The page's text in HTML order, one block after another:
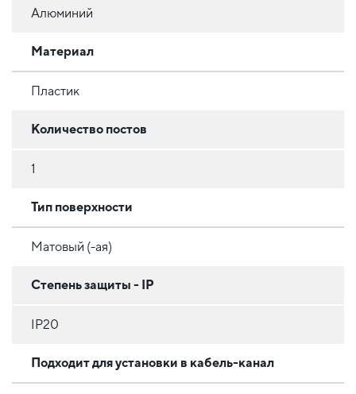
Алюминий
Материал
Пластик
Количество постов
1
Тип поверхности
Матовый (-ая)
Степень защиты - IP
IP20
Подходит для установки в кабель-канал